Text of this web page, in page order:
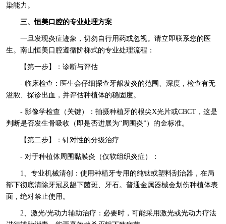
染能力。
三、恒美口腔的专业处理方案
一旦发现炎症迹象，切勿自行用药或忽视。请立即联系您的医
生。南山恒美口腔遵循阶梯式的专业处理流程：
【第一步】：诊断与评估
- 临床检查：医生会仔细探查牙龈发炎的范围、深度，检查有无
溢脓、探诊出血，并评估种植体的稳固度。
- 影像学检查（关键）：拍摄种植牙的根尖X光片或CBCT，这是
判断是否发生骨吸收（即是否进展为“周围炎”）的金标准。
【第二步】：针对性的分级治疗
- 对于种植体周围黏膜炎（仅软组织炎症）：
1、专业机械清创：使用种植牙专用的纯钛或塑料刮治器，在局
部下彻底清除牙冠及龈下菌斑、牙石。普通金属器械会划伤种植体表
面，绝对禁止使用。
2、激光/光动力辅助治疗：必要时，可能采用激光或光动力疗法